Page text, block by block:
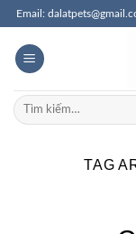
Skip
content
Email:
Tìm
kiếm:
TAG